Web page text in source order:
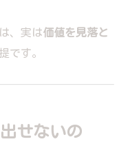
、実は価値を見落と
です。
せないの